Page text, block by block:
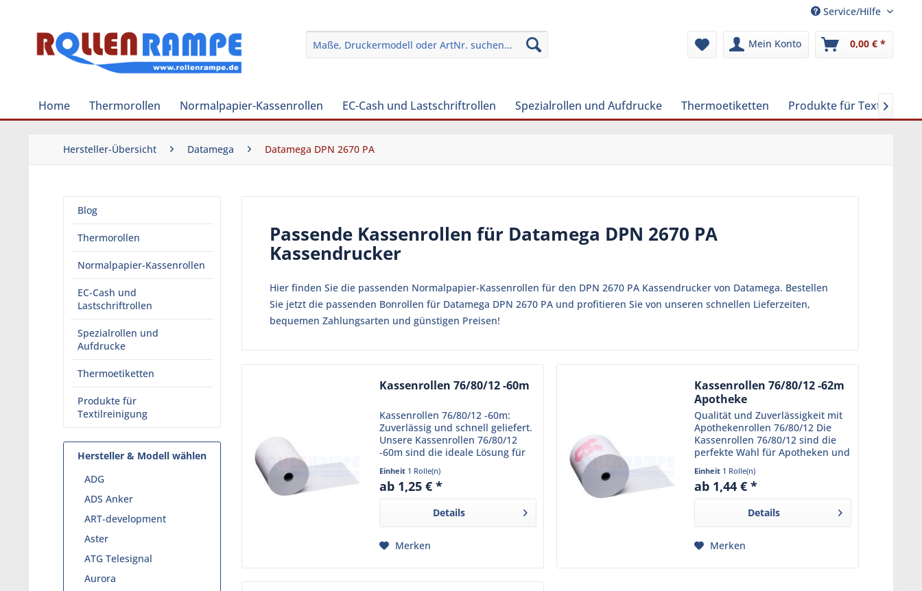
Service/Hilfe
Mein Konto 0,00 € *
Home Thermorollen Normalpapier-Kassenrollen EC-Cash und Lastschriftrollen Spezialrollen und Aufdrucke Thermoetiketten Produkte für 
Hersteller-Übersicht Datamega Datamega DPN 2670 PA
Blog
Thermorollen
Normalpapier-Kassenrollen
EC-Cash und
Lastschriftrollen
Spezialrollen und
Aufdrucke
Thermoetiketten
Produkte für
Textilreinigung
Hersteller & Modell wählen
ADG
ADS Anker
ART-development
Aster
ATG Telesignal
Aurora
Passende Kassenrollen für Datamega DPN 2670 PA
Kassendrucker
Hier finden Sie die passenden Normalpapier-Kassenrollen für den DPN 2670 PA Kassendrucker von Datamega. Bestellen
Sie jetzt die passenden Bonrollen für Datamega DPN 2670 PA und profitieren Sie von unseren schnellen Lieferzeiten,
bequemen Zahlungsarten und günstigen Preisen!
Kassenrollen 76/80/12 -60m
Kassenrollen 76/80/12 -60m:
Zuverlässig und schnell geliefert.
Unsere Kassenrollen 76/80/12
-60m sind die ideale Lösung für
eine Vielzahl von Terminals und
Druckern. Sie sind aus
hochwertigem Normalpapier
Einheit 1 Rolle(n)
ab 1,25 € *
Details
Merken
Kassenrollen 76/80/12 -62m
Apotheke
Qualität und Zuverlässigkeit mit
Apothekenrollen 76/80/12 Die
Kassenrollen 76/80/12 sind die
perfekte Wahl für Apotheken und
andere Geschäfte mit hohem
Kundenaufkommen. Mit einer
Lauflänge von 62 Metern sorgen
Einheit 1 Rolle(n)
ab 1,44 € *
Details
Merken